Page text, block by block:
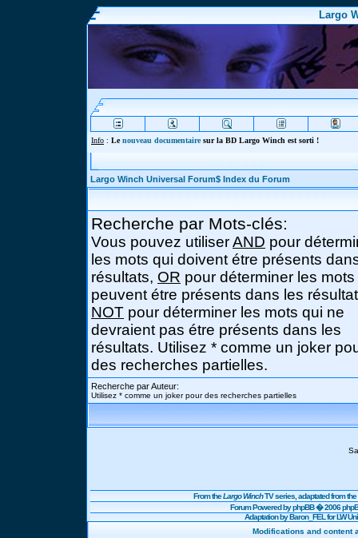
Largo
Info : Lenouveau documentairesur la BD Largo Winch est sorti !
Largo Winch Universal Forum$ Index du Forum
Recherche par Mots-clés:
Vous pouvez utiliserAND pour
les mots qui doivent étre présents
résultats, OR pour déterminer les
peuvent étre présents dans les
NOT pour déterminer les mots qui ne
devraient pas étre présents dans les
résultats. Utilisez * comme un joker
des recherches partielles.
Recherche par Auteur:
Utilisez * comme un joker pour des recherches partielles
From theLargo WinchTV series, adaptated from
Forum Powered byphpBB� 2006
Adaptation by Baron_FEL for LW
Modifications and content